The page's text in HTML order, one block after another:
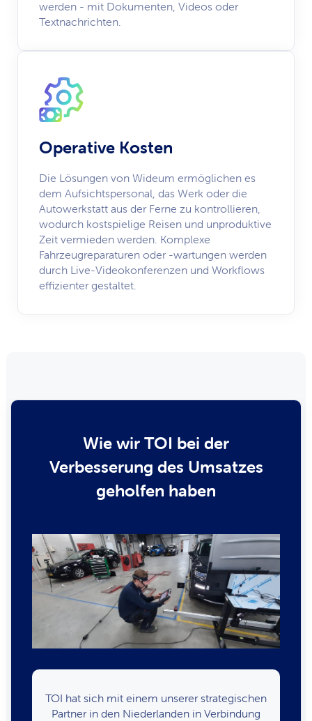
werden - mit Dokumenten, Videos oder
Textnachrichten.
Operative Kosten
Die Lösungen von Wideum ermöglichen es
dem Aufsichtspersonal, das Werk oder die
Autowerkstatt aus der Ferne zu kontrollieren,
wodurch kostspielige Reisen und unproduktive
Zeit vermieden werden. Komplexe
Fahrzeugreparaturen oder -wartungen werden
durch Live-Videokonferenzen und Workflows
effizienter gestaltet.
Wie wir TOI bei der
Verbesserung des Umsatzes
geholfen haben
TOI hat sich mit einem unserer strategischen
Partner in den Niederlanden in Verbindung